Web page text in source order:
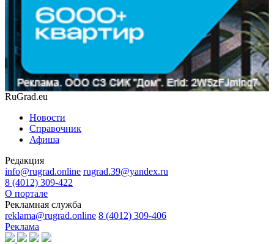
RuGrad.eu
Новости
Справочник
Афиша
Редакция
info@rugrad.online rugrad.39@yandex.ru
8 (4012) 309-422
О портале
Рекламная служба
reklama@rugrad.online 8 (4012) 309-406
Реклама